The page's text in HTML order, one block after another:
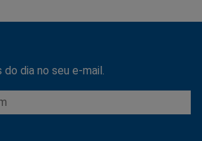
dia no seu e-mail.